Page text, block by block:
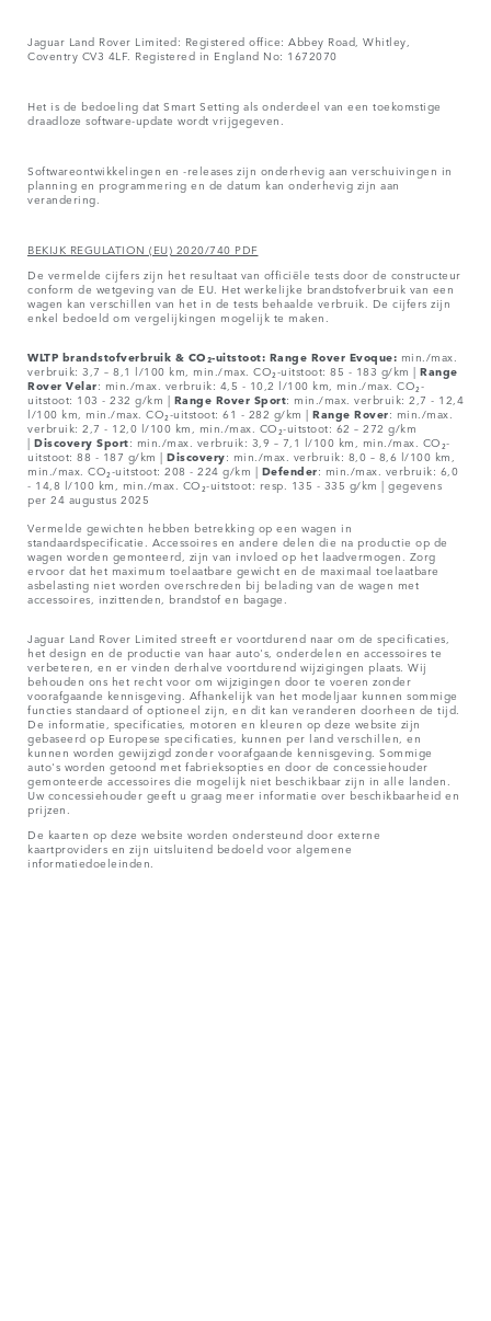
Jaguar Land Rover Limited: Registered office: Abbey Road, Whitley,
Coventry CV3 4LF. Registered in England No: 1672070
Het is de bedoeling dat Smart Setting als onderdeel van een toekomstige
draadloze software-update wordt vrijgegeven.
Softwareontwikkelingen en -releases zijn onderhevig aan verschuivingen in
planning en programmering en de datum kan onderhevig zijn aan
verandering.
BEKIJK REGULATION (EU) 2020/740 PDF
De vermelde cijfers zijn het resultaat van officiële tests door de constructeur
conform de wetgeving van de EU. Het werkelijke brandstofverbruik van een
wagen kan verschillen van het in de tests behaalde verbruik. De cijfers zijn
enkel bedoeld om vergelijkingen mogelijk te maken.
WLTP brandstofverbruik & CO₂-uitstoot: Range Rover Evoque: min./max.
verbruik: 3,7 – 8,1 l/100 km, min./max. CO₂-uitstoot: 85 - 183 g/km | Range
Rover Velar: min./max. verbruik: 4,5 - 10,2 l/100 km, min./max. CO₂-
uitstoot: 103 - 232 g/km | Range Rover Sport: min./max. verbruik: 2,7 - 12,4
l/100 km, min./max. CO₂-uitstoot: 61 - 282 g/km | Range Rover: min./max.
verbruik: 2,7 - 12,0 l/100 km, min./max. CO₂-uitstoot: 62 – 272 g/km
| Discovery Sport: min./max. verbruik: 3,9 – 7,1 l/100 km, min./max. CO₂-
uitstoot: 88 - 187 g/km | Discovery: min./max. verbruik: 8,0 – 8,6 l/100 km,
min./max. CO₂-uitstoot: 208 - 224 g/km | Defender: min./max. verbruik: 6,0
- 14,8 l/100 km, min./max. CO₂-uitstoot: resp. 135 - 335 g/km | gegevens
per 24 augustus 2025
Vermelde gewichten hebben betrekking op een wagen in
standaardspecificatie. Accessoires en andere delen die na productie op de
wagen worden gemonteerd, zijn van invloed op het laadvermogen. Zorg
ervoor dat het maximum toelaatbare gewicht en de maximaal toelaatbare
asbelasting niet worden overschreden bij belading van de wagen met
accessoires, inzittenden, brandstof en bagage.
Jaguar Land Rover Limited streeft er voortdurend naar om de specificaties,
het design en de productie van haar auto's, onderdelen en accessoires te
verbeteren, en er vinden derhalve voortdurend wijzigingen plaats. Wij
behouden ons het recht voor om wijzigingen door te voeren zonder
voorafgaande kennisgeving. Afhankelijk van het modeljaar kunnen sommige
functies standaard of optioneel zijn, en dit kan veranderen doorheen de tijd.
De informatie, specificaties, motoren en kleuren op deze website zijn
gebaseerd op Europese specificaties, kunnen per land verschillen, en
kunnen worden gewijzigd zonder voorafgaande kennisgeving. Sommige
auto's worden getoond met fabrieksopties en door de concessiehouder
gemonteerde accessoires die mogelijk niet beschikbaar zijn in alle landen.
Uw concessiehouder geeft u graag meer informatie over beschikbaarheid en
prijzen.
De kaarten op deze website worden ondersteund door externe
kaartproviders en zijn uitsluitend bedoeld voor algemene
informatiedoeleinden.